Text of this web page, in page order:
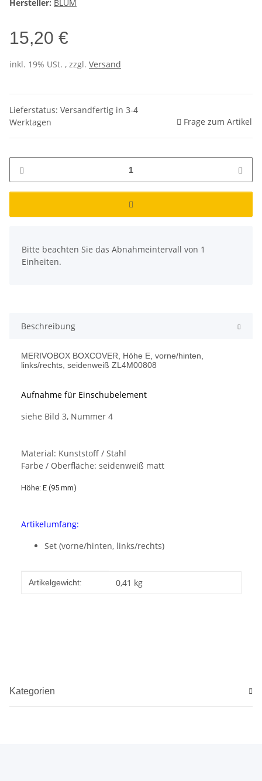
Hersteller: BLUM
15,20 €
inkl. 19% USt. , zzgl. Versand
Lieferstatus: Versandfertig in 3-4
Werktagen
Frage zum Artikel
Bitte beachten Sie das Abnahmeintervall von 1
Einheiten.
Beschreibung
MERIVOBOX BOXCOVER, Höhe E, vorne/hinten,
links/rechts, seidenweiß ZL4M00808
Aufnahme für Einschubelement
siehe Bild 3, Nummer 4
Material: Kunststoff / Stahl
Farbe / Oberfläche: seidenweiß matt
Höhe: E (95 mm)
Artikelumfang:
Set (vorne/hinten, links/rechts)
Produkteigenschaft
Wert
Artikelgewicht: 0,41 kg
Kategorien